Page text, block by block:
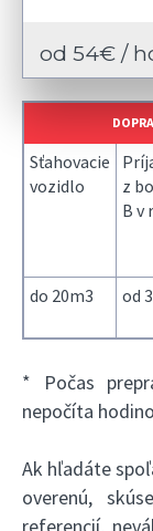
od 54€ /
Sťahovacie
vozidlo
z
B v
do 20m3
od
* Počas
nepočíta
Ak hľadáte
overenú,